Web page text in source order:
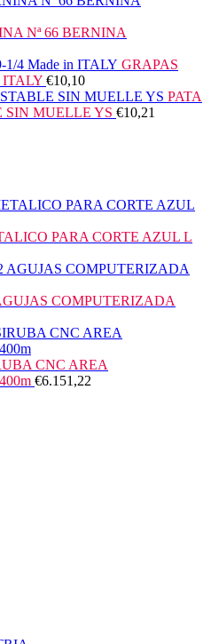
Nª 66 BERNINA
GRAPAS
ITALY €10,10
PATA
SIN MUELLE YS €10,21
PARA CORTE AZUL L
COMPUTERIZADA
CNC AREA
€6.151,22